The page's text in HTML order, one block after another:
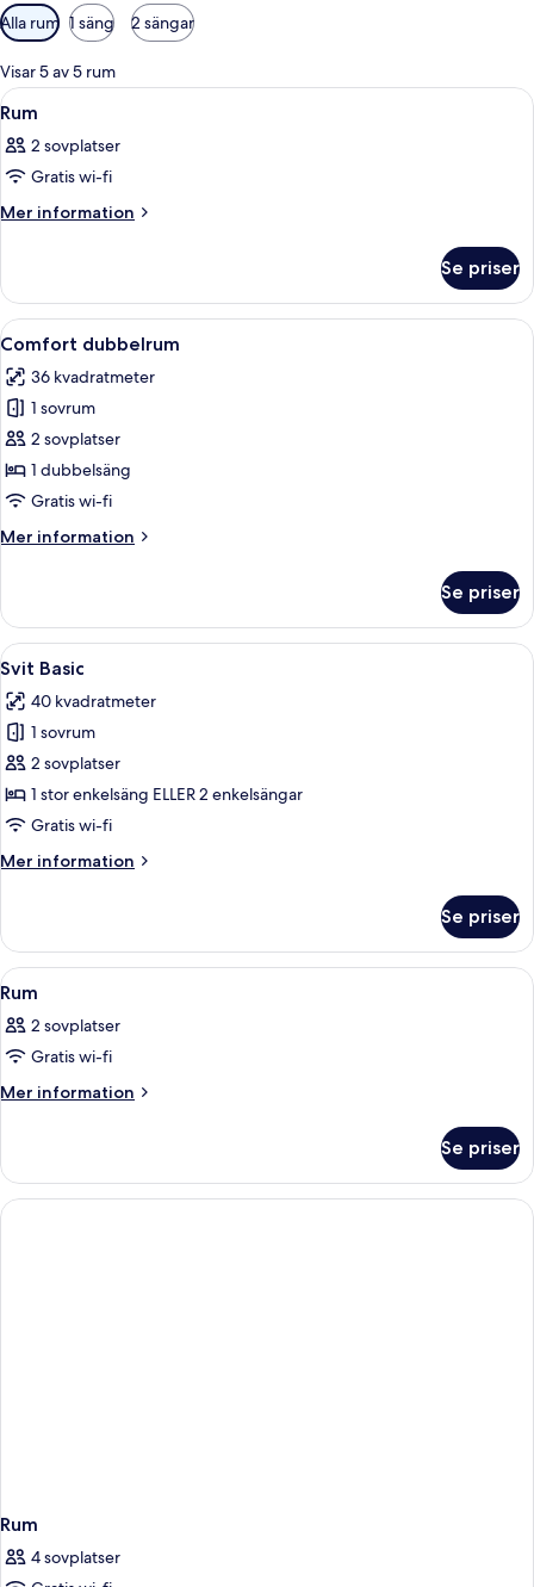
Tillgängliga
filter
för
rum
Alla rum 1 säng 2 sängar
Visar 5 av 5 rum
Öppna
alla
foton
för
Rum
Ett hotellrum med en stor säng,
5
Rum
2 sovplatser
Gratis wi-fi
Mer information
Mer
Se priser
Öppna
alla
foton
för
Comfort
dubbelrum
Ett hotellrum med en stor säng, två
8
Comfort dubbelrum
36 kvadratmeter
1 sovrum
2 sovplatser
1 dubbelsäng
Gratis wi-fi
Mer information
Mer
dubbelrum
Se priser
Öppna
alla
foton
för
Svit
Basic
Ett hotellrum med en stor säng, en
5
Svit Basic
40 kvadratmeter
1 sovrum
2 sovplatser
1 stor enkelsäng ELLER 2 enkelsängar
Gratis wi-fi
Mer information
Mer
Basic
Se priser
Öppna
alla
foton
för
Rum
Ett rum med en säng, ett bord, en
2
Rum
2 sovplatser
Gratis wi-fi
Mer information
Mer
Se priser
Rum
4 sovplatser